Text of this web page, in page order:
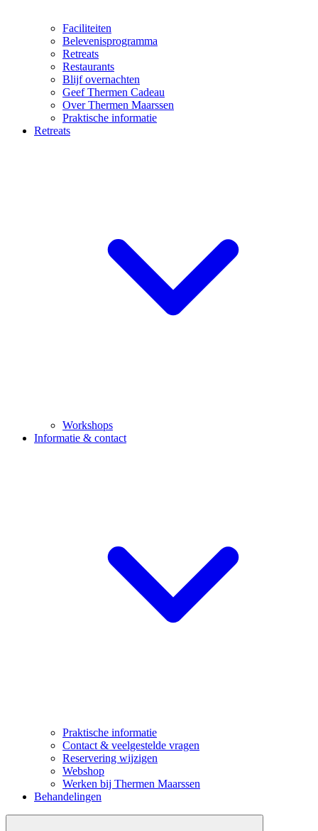
Faciliteiten
Belevenisprogramma
Retreats
Restaurants
Blijf overnachten
Geef Thermen Cadeau
Over Thermen Maarssen
Praktische informatie
Retreats
Workshops
Informatie & contact
Praktische informatie
Contact & veelgestelde vragen
Reservering wijzigen
Webshop
Werken bij Thermen Maarssen
Behandelingen